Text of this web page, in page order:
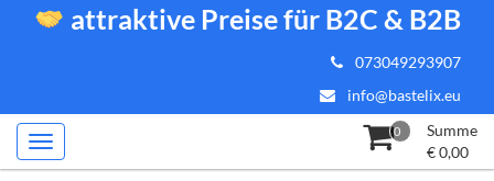
attraktive Preise für B2C & B2B
073049293907
info@bastelix.eu
0
Summe
€0,00